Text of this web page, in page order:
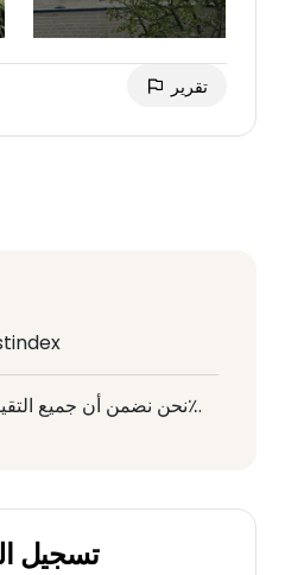
تقرير
نحن نضمن أن جميع التقييمات حقيقية بنسبة 100٪.
تسجيل